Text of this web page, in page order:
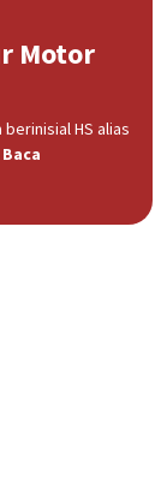
Motor
berinisial HS alias
Baca